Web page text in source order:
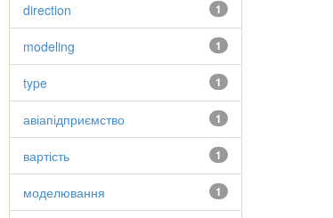
1
direction
1
modeling
1
type
1
авіапідприємство
1
вартість
1
моделювання